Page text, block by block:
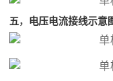
五， 电压电流接线示意